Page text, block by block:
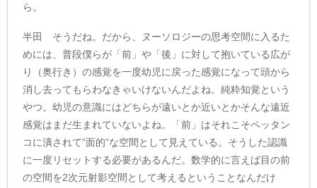
ら。
半田 そうだね。だから、ヌーソロジーの思考空間に入るた
めには、普段僕らが「前」や「後」に対して抱いている広が
り（奥行き）の感覚を一度幼児に戻った感覚になって頭から
消し去ってもらわなきゃいけないんだよね。純粋知覚という
やつ。幼児の意識にはどちらが遠いとか近いとかそんな遠近
感覚はまだ生まれていないよね。「前」はそれこそペッタン
コに潰されて”面的”な空間として見えている。そうした認識
に一度リセットする必要があるんだ。数学的に言えば目の前
の空間を2次元射影空間として考えるということなんだけ